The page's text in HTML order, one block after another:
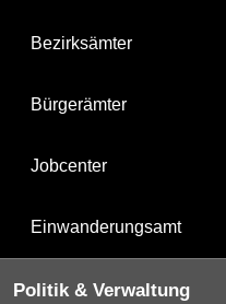
Bezirksämter
Bürgerämter
Jobcenter
Einwanderungsamt
Politik & Verwaltung